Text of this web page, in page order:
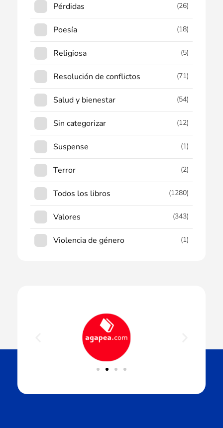
Pérdidas (26)
Poesía (18)
Religiosa (5)
Resolución de conflictos (71)
Salud y bienestar (54)
Sin categorizar (12)
Suspense (1)
Terror (2)
Todos los libros (1280)
Valores (343)
Violencia de género (1)